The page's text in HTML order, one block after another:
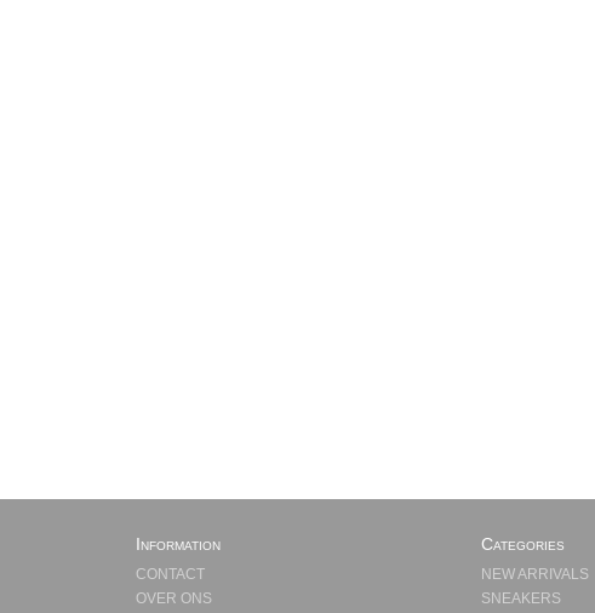
Information
CONTACT
OVER ONS
Categories
NEW ARRIVALS
SNEAKERS